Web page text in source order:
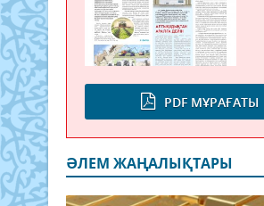
PDF МҰРАҒАТЫ
ӘЛЕМ ЖАҢАЛЫҚТАРЫ